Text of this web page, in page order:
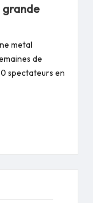
metal
de
spectateurs en